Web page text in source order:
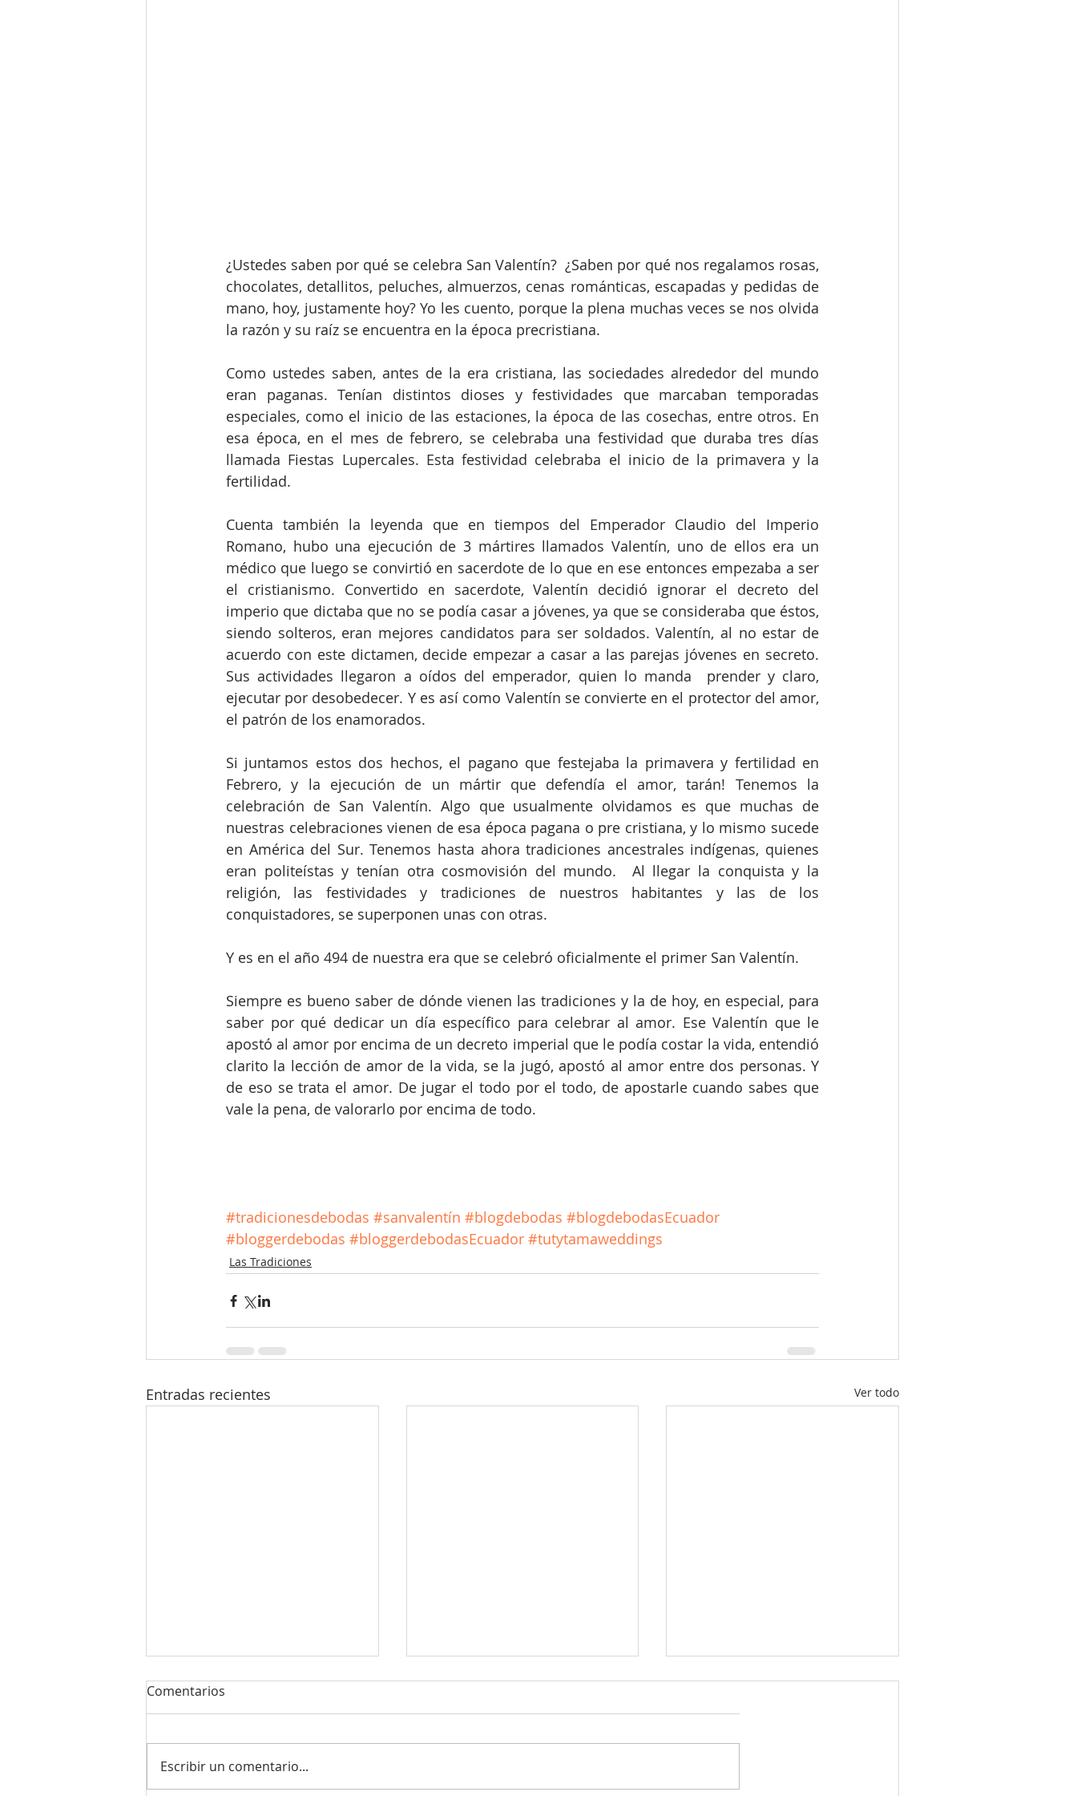
¿Ustedes saben por qué se celebra San Valentín?  ¿Saben por qué nos regalamos rosas,
chocolates, detallitos, peluches, almuerzos, cenas románticas, escapadas y pedidas de
mano, hoy, justamente hoy? Yo les cuento, porque la plena muchas veces se nos olvida
la razón y su raíz se encuentra en la época precristiana.
Como ustedes saben, antes de la era cristiana, las sociedades alrededor del mundo
eran paganas. Tenían distintos dioses y festividades que marcaban temporadas
especiales, como el inicio de las estaciones, la época de las cosechas, entre otros. En
esa época, en el mes de febrero, se celebraba una festividad que duraba tres días
llamada Fiestas Lupercales. Esta festividad celebraba el inicio de la primavera y la
fertilidad.
Cuenta también la leyenda que en tiempos del Emperador Claudio del Imperio
Romano, hubo una ejecución de 3 mártires llamados Valentín, uno de ellos era un
médico que luego se convirtió en sacerdote de lo que en ese entonces empezaba a ser
el cristianismo. Convertido en sacerdote, Valentín decidió ignorar el decreto del
imperio que dictaba que no se podía casar a jóvenes, ya que se consideraba que éstos,
siendo solteros, eran mejores candidatos para ser soldados. Valentín, al no estar de
acuerdo con este dictamen, decide empezar a casar a las parejas jóvenes en secreto.
Sus actividades llegaron a oídos del emperador, quien lo manda  prender y claro,
ejecutar por desobedecer. Y es así como Valentín se convierte en el protector del amor,
el patrón de los enamorados.
Si juntamos estos dos hechos, el pagano que festejaba la primavera y fertilidad en
Febrero, y la ejecución de un mártir que defendía el amor, tarán! Tenemos la
celebración de San Valentín. Algo que usualmente olvidamos es que muchas de
nuestras celebraciones vienen de esa época pagana o pre cristiana, y lo mismo sucede
en América del Sur. Tenemos hasta ahora tradiciones ancestrales indígenas, quienes
eran politeístas y tenían otra cosmovisión del mundo.  Al llegar la conquista y la
religión, las festividades y tradiciones de nuestros habitantes y las de los
conquistadores, se superponen unas con otras.
Y es en el año 494 de nuestra era que se celebró oficialmente el primer San Valentín.
Siempre es bueno saber de dónde vienen las tradiciones y la de hoy, en especial, para
saber por qué dedicar un día específico para celebrar al amor. Ese Valentín que le
apostó al amor por encima de un decreto imperial que le podía costar la vida, entendió
clarito la lección de amor de la vida, se la jugó, apostó al amor entre dos personas. Y
de eso se trata el amor. De jugar el todo por el todo, de apostarle cuando sabes que
vale la pena, de valorarlo por encima de todo.
#tradicionesdebodas #sanvalentín #blogdebodas #blogdebodasEcuador
#bloggerdebodas #bloggerdebodasEcuador #tutytamaweddings
Las Tradiciones
Entradas recientes Ver todo
Comentarios
Escribir un comentario...